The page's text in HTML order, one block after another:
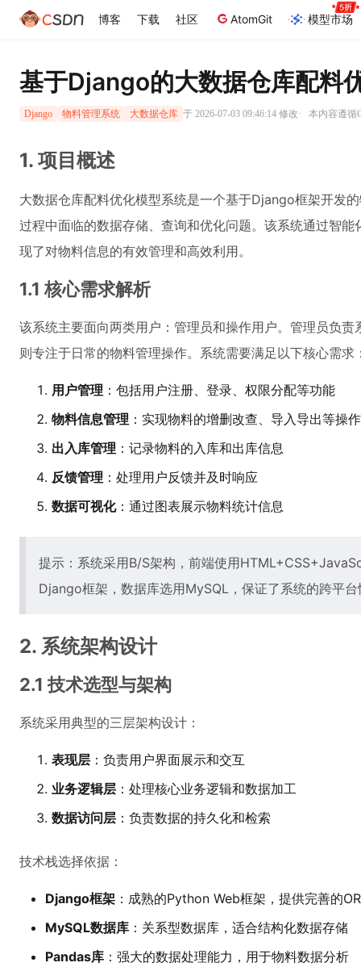
博客 下载 社区 AtomGit 模型市场
基于Django的大数据仓库配料
Django 物料管理系统 大数据仓库 于 2026-07-03 09:46:14 修改· 本内容遵循
1. 项目概述
大数据仓库配料优化模型系统是一个基于Django框架开发
过程中面临的数据存储、查询和优化问题。该系统通过智
现了对物料信息的有效管理和高效利用。
1.1 核心需求解析
该系统主要面向两类用户：管理员和操作用户。管理员负
则专注于日常的物料管理操作。系统需要满足以下核心需求
用户管理 ：包括用户注册、登录、权限分配等功能
物料信息管理 ：实现物料的增删改查、导入导出等操作
出入库管理 ：记录物料的入库和出库信息
反馈管理 ：处理用户反馈并及时响应
数据可视化：通过图表展示物料统计信息
提示：系统采用B/S架构，前端使用
Django框架，数据库选用MySQL，保证了系统的跨平
2. 系统架构设计
2.1 技术选型与架构
系统采用典型的三层架构设计：
表现层 ：负责用户界面展示和交互
业务逻辑层 ：处理核心业务逻辑和数据加工
数据访问层 ：负责数据的持久化和检索
技术栈选择依据：
Django框架 ：成熟的Python Web框架，提供完善的
MySQL数据库 ：关系型数据库，适合结构化数据存储
Pandas库 ：强大的数据处理能力，用于物料数据分析